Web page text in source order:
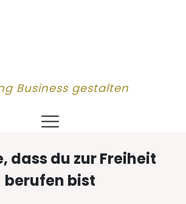
Business gestalten
dass du zur Freiheit
berufen bist